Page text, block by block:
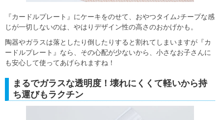
『カードルプレート』にケーキをのせて、おやつタイム♪チープな感
じが一切しないのは、やはりデザイン性の高さのおかげかも。
陶器やガラスは落としたり倒したりすると割れてしまいますが『カ
ードルプレート』なら、その心配が少ないから、小さなお子さんに
も安心して使ってあげられますね！
まるでガラスな透明度！壊れにくくて軽いから持
ち運びもラクチン